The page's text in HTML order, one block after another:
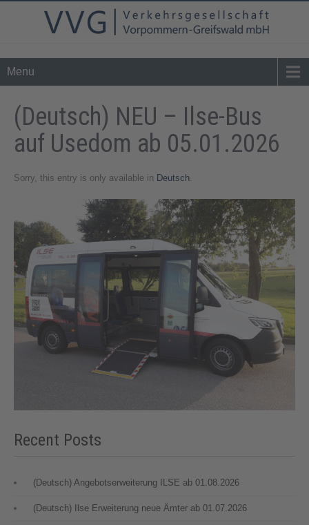
Tel. 0 39 76 - 24 02 - 0info@vvg-bus.de
Menu
(Deutsch) NEU – Ilse-Bus
auf Usedom ab 05.01.2026
Sorry, this entry is only available in Deutsch.
Recent Posts
(Deutsch) Angebotserweiterung ILSE ab 01.08.2026
(Deutsch) Ilse Erweiterung neue Ämter ab 01.07.2026